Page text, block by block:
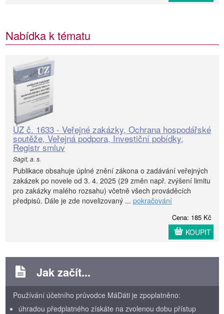
Nabídka k tématu
ÚZ č. 1633 - Veřejné zakázky, Ochrana hospodářské
soutěže, Veřejná podpora, Investiční pobídky,
Registr smluv
Sagit, a. s.
Publikace obsahuje úplné znění zákona o zadávání veřejných
zakázek po novele od 3. 4. 2025 (29 změn např. zvýšení limitu
pro zakázky malého rozsahu) včetně všech prováděcích
předpisů. Dále je zde novelizovaný ... pokračování
Cena: 185 Kč
KOUPIT
Jak začít...
Používání účetního průvodce MáDáti je zpoplatněno:
úhradou předplatného získáte na zvolenou dobu přístup